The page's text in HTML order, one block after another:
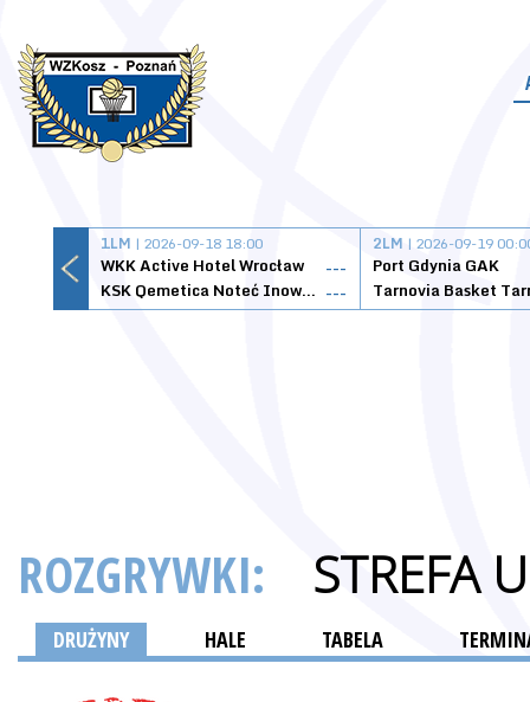
1LM | 2026-09-18 18:00
WKK Active Hotel Wrocław
---
KSK Qemetica Noteć Inowrocław ---
2LM | 2026-09-19
Port Gdynia GAK
ROZGRYWKI: STREFA
DRUŻYNY HALE TABELA